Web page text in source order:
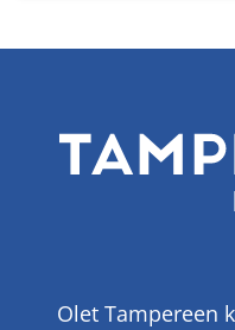
Olet Tampereen